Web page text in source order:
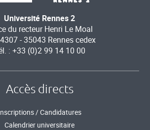
Université Rennes 2
du recteur Henri Le Moal
- 35043 Rennes cedex
: +33 (0)2 99 14 10 00
Accès directs
/ Candidatures
Calendrier universitaire